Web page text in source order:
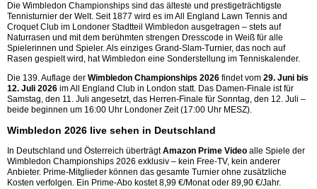
Die Wimbledon Championships sind das älteste und prestigeträchtigste
Tennisturnier der Welt. Seit 1877 wird es im All England Lawn Tennis and
Croquet Club im Londoner Stadtteil Wimbledon ausgetragen – stets auf
Naturrasen und mit dem berühmten strengen Dresscode in Weiß für alle
Spielerinnen und Spieler. Als einziges Grand-Slam-Turnier, das noch auf
Rasen gespielt wird, hat Wimbledon eine Sonderstellung im Tenniskalender.
Die 139. Auflage der Wimbledon Championships 2026 findet vom 29. Juni bis
12. Juli 2026 im All England Club in London statt. Das Damen-Finale ist für
Samstag, den 11. Juli angesetzt, das Herren-Finale für Sonntag, den 12. Juli –
beide beginnen um 16:00 Uhr Londoner Zeit (17:00 Uhr MESZ).
Wimbledon 2026 live sehen in Deutschland
In Deutschland und Österreich überträgtAmazon Prime Video alle Spiele der
Wimbledon Championships 2026 exklusiv – kein Free-TV, kein anderer
Anbieter. Prime-Mitglieder können das gesamte Turnier ohne zusätzliche
Kosten verfolgen. Ein Prime-Abo kostet 8,99 €/Monat oder 89,90 €/Jahr.